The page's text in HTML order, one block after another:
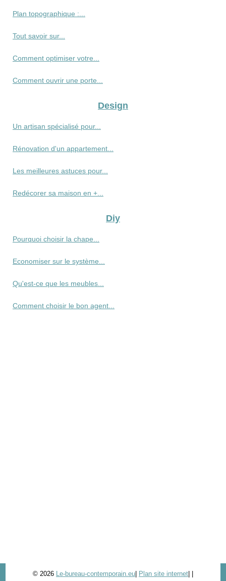
Plan topographique :...
Tout savoir sur...
Comment optimiser votre...
Comment ouvrir une porte...
Design
Un artisan spécialisé pour...
Rénovation d'un appartement...
Les meilleures astuces pour...
Redécorer sa maison en +...
Diy
Pourquoi choisir la chape...
Economiser sur le système...
Qu'est-ce que les meubles...
Comment choisir le bon agent...
© 2026 Le-bureau-contemporain.eu Plan site internet